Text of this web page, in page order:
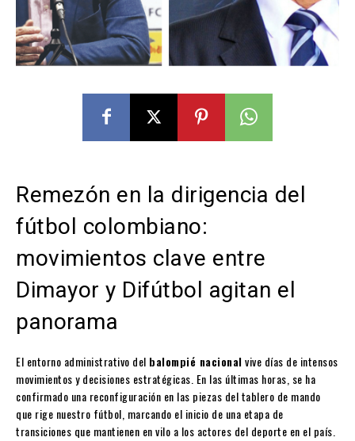
Remezón en la dirigencia del
fútbol colombiano:
movimientos clave entre
Dimayor y Difútbol agitan el
panorama
El entorno administrativo del balompié nacionalvive días de intensos
movimientos y decisiones estratégicas. En las últimas horas, se ha
confirmado una reconfiguración en las piezas del tablero de mando
que rige nuestro fútbol, marcando el inicio de una etapa de
transiciones que mantienen en vilo a los actores del deporte en el país.